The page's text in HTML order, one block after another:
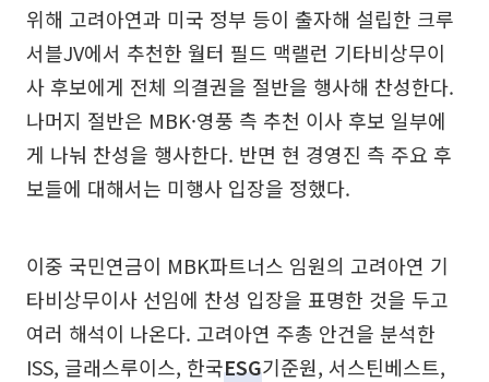
위해 고려아연과 미국 정부 등이 출자해 설립한 크루
서블JV에서 추천한 월터 필드 맥랠런 기타비상무이
사 후보에게 전체 의결권을 절반을 행사해 찬성한다.
나머지 절반은 MBK·영풍 측 추천 이사 후보 일부에
게 나눠 찬성을 행사한다. 반면 현 경영진 측 주요 후
보들에 대해서는 미행사 입장을 정했다.
이중 국민연금이 MBK파트너스 임원의 고려아연 기
타비상무이사 선임에 찬성 입장을 표명한 것을 두고
여러 해석이 나온다. 고려아연 주총 안건을 분석한
ISS, 글래스루이스, 한국ESG기준원, 서스틴베스트,